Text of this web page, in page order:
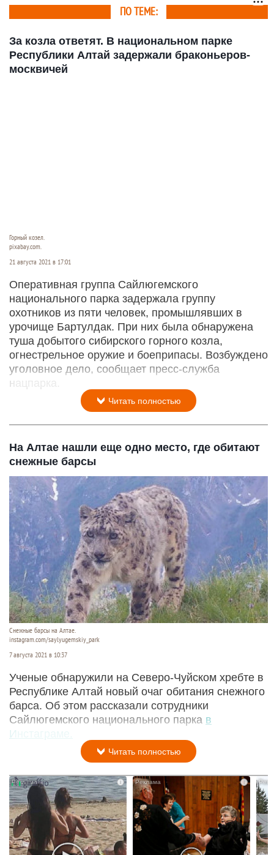
ПО ТЕМЕ:
За козла ответят. В национальном парке
Республики Алтай задержали браконьеров-
москвичей
Горный козел.
pixabay.com.
21 августа 2021 в 17:01
Оперативная группа Сайлюгемского
национального парка задержала группу
охотников из пяти человек, промышлявших в
урочище Бартулдак. При них была обнаружена
туша добытого сибирского горного козла,
огнестрельное оружие и боеприпасы. Возбуждено
уголовное дело, сообщает пресс-служба
нацпарка.
Читать полностью
На Алтае нашли еще одно место, где обитают
снежные барсы
Снежные барсы на Алтае.
instagram.com/saylyugemskiy_park
7 августа 2021 в 10:37
Ученые обнаружили на Северо-Чуйском хребте в
Республике Алтай новый очаг обитания снежного
барса. Об этом рассказали сотрудники
Сайлюгемского национального парка в
Инстаграме.
Читать полностью
i